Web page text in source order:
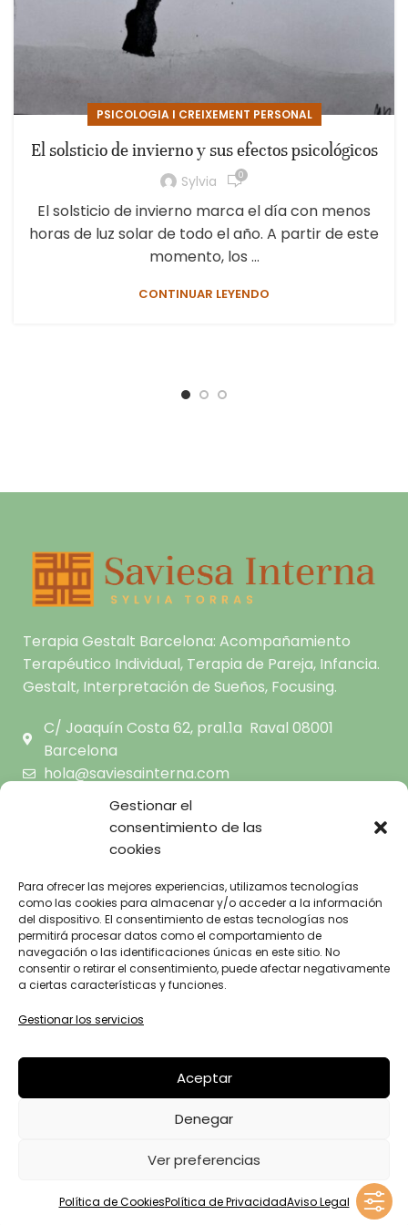
Gestionar el
consentimiento de las
cookies
Para ofrecer las mejores experiencias, utilizamos tecnologías
como las cookies para almacenar y/o acceder a la información
del dispositivo. El consentimiento de estas tecnologías nos
permitirá procesar datos como el comportamiento de
navegación o las identificaciones únicas en este sitio. No
consentir o retirar el consentimiento, puede afectar negativamente
a ciertas características y funciones.
Gestionar los servicios
Aceptar
Denegar
Ver preferencias
Política de CookiesPolítica de PrivacidadAviso Legal
PSICOLOGIA I CREIXEMENT PERSONAL
El solsticio de invierno y sus efectos psicológicos
Sylvia 0
El solsticio de invierno marca el día con menos
horas de luz solar de todo el año. A partir de este
momento, los ...
CONTINUAR LEYENDO
Terapia Gestalt Barcelona: Acompañamiento
Terapéutico Individual, Terapia de Pareja, Infancia.
Gestalt, Interpretación de Sueños, Focusing.
C/ Joaquín Costa 62, pral.1a Raval 08001
Barcelona
hola@saviesainterna.com
665.681.444
TERAPIA GESTALT A TU
ALCANCE
CENTRO
BLOG
FAQ’S
AVISO LEGAL
POLÍTICA DE
PRIVACIDAD
POLÍTICA DE
COOKIES
DISEÑO Y DESARROLLO WEB
STUDIO